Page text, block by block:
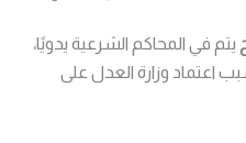
يتم في المحاكم الشرعية يدويًا،
اعتماد وزارة العدل على